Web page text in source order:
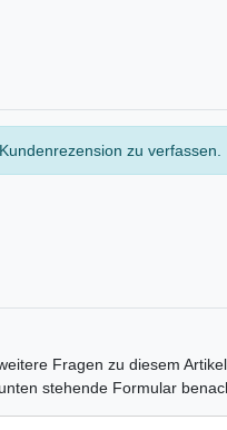
zu verfassen.
Fragen zu diesem
stehende Formular